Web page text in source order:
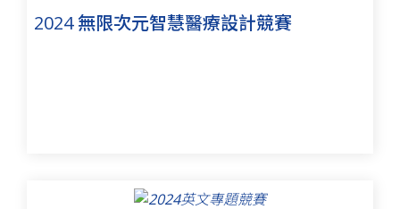
2024 無限次元智慧醫療設計競賽